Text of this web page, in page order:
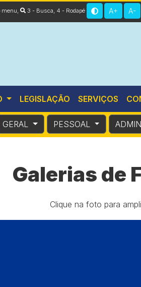
menu 3 - Busca 4 - Rodapé A+ A-
LEGISLAÇÃO SERVIÇOS
GERAL PESSOAL
Galerias de
Clique na foto para